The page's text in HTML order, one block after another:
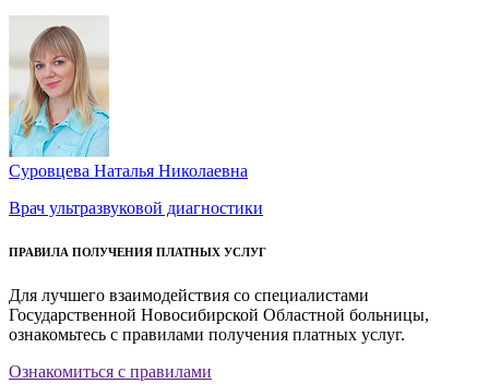
Суровцева Наталья Николаевна
Врач ультразвуковой диагностики
ПРАВИЛА ПОЛУЧЕНИЯ ПЛАТНЫХ УСЛУГ
Для лучшего взаимодействия со специалистами
Государственной Новосибирской Областной больницы,
ознакомьтесь с правилами получения платных услуг.
Ознакомиться с правилами